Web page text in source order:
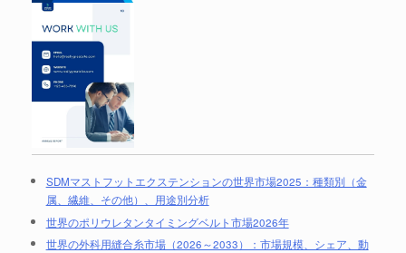
SDMマストフットエクステンションの世界市場2025：種類別（金
属、繊維、その他）、用途別分析
世界のポリウレタンタイミングベルト市場2026年
世界の外科用縫合糸市場（2026～2033）：市場規模、シェア、動